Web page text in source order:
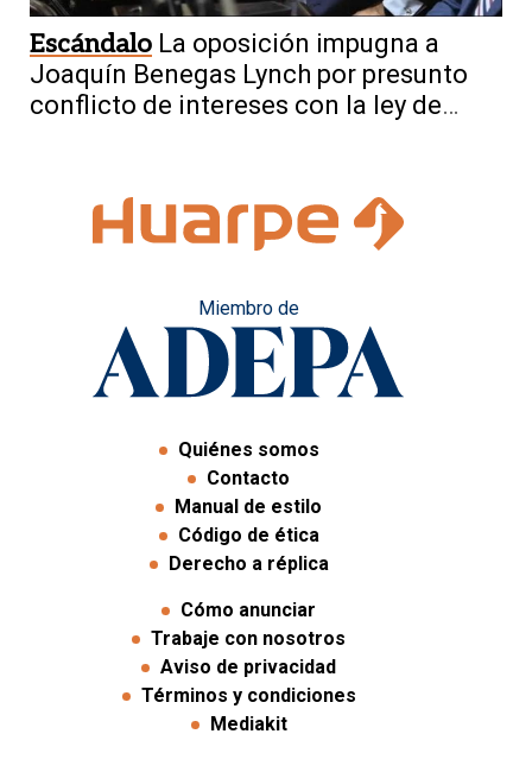
Escándalo La oposición impugna a
Joaquín Benegas Lynch por presunto
conflicto de intereses con la ley de
Miembro de
Quiénes somos
Contacto
Manual de estilo
Código de ética
Derecho a réplica
Cómo anunciar
Trabaje con nosotros
Aviso de privacidad
Términos y condiciones
Mediakit